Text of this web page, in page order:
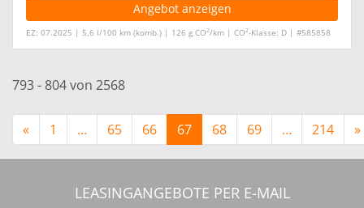
Angebot anzeigen
EZ: 07.2025 | 5,6 l/100 km (komb.) | 126 g CO2/km | CO2-Klasse: D | #585858
793 - 804 von 2568
« 1 … 65 66 67 68 69 … 214 »
LEASINGANGEBOTE PER E-MAIL